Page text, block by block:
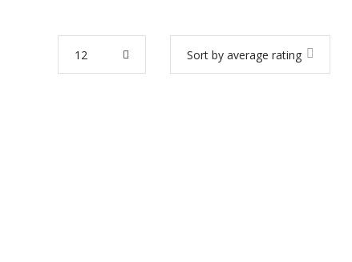
Sort by average rating
12